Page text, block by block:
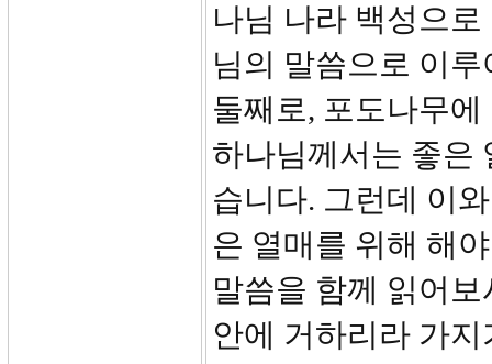
나님 나라 백성으
님의 말씀으로 이
둘째로, 포도나무
하나님께서는 좋은
습니다. 그런데 이
은 열매를 위해 해
말씀을 함께 읽어
안에 거하리라 가